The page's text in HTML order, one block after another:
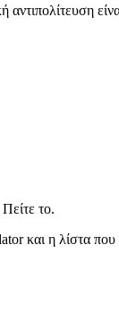
το.
και η λίστα